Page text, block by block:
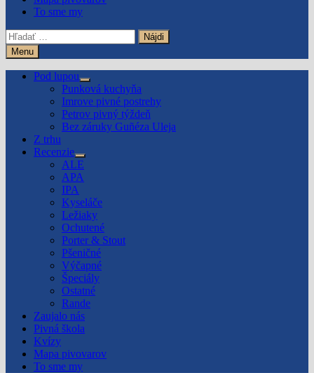
To sme my
Hľadať:
Menu
Pod lupou
Show
sub
menu
Punková kuchyňa
Imrove pivné postrehy
Petrov pivný týždeň
Bez záruky Guñéza Uleja
Z trhu
Recenzie
Show
sub
menu
ALE
APA
IPA
Kyseláče
Ležiaky
Ochutené
Porter & Stout
Pšeničné
Výčapné
Špeciály
Ostatné
Rande
Zaujalo nás
Pivná škola
Kvízy
Mapa pivovarov
To sme my